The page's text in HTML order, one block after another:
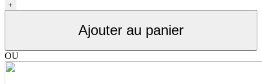
de
paire
de
+
Ajouter au panier
OU